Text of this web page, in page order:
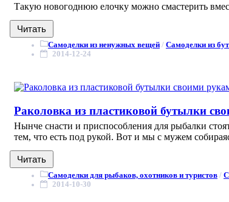
Такую новогоднюю елочку можно смастерить
Читать
Самоделки из ненужных вещей / Самоделки из
2014-12-24
Раколовка из пластиковой бутылки
Нынче снасти и приспособления для рыбалки
тем, что есть под рукой. Вот и мы с мужем
Читать
Самоделки для рыбаков, охотников и туристов /
2014-10-30